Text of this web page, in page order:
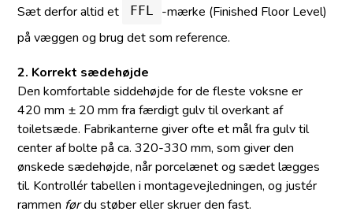
Sæt derfor altid et
FFL
-mærke (Finished Floor Level)
på væggen og brug det som reference.
2. Korrekt sædehøjde
Den komfortable siddehøjde for de fleste voksne er
420 mm ± 20 mm fra færdigt gulv til overkant af
toiletsæde. Fabrikanterne giver ofte et mål fra gulv til
center af bolte på ca. 320-330 mm, som giver den
ønskede sædehøjde, når porcelænet og sædet lægges
til. Kontrollér tabellen i montagevejledningen, og justér
rammen førdu støber eller skruer den fast.